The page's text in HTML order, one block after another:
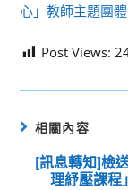
心」教師主題團
Post Views:
相關內容
[訊息轉知]檢
理紓壓課程